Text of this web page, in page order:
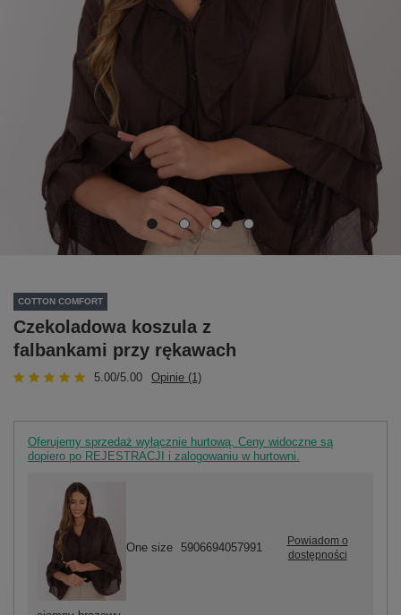
COTTON COMFORT
Czekoladowa koszula z
falbankami przy rękawach
5.00/5.00 Opinie (1)
Oferujemy sprzedaż wyłącznie hurtową. Ceny widoczne są
dopiero po REJESTRACJI i zalogowaniu w hurtowni.
One size 5906694057991
Powiadom o
dostępności